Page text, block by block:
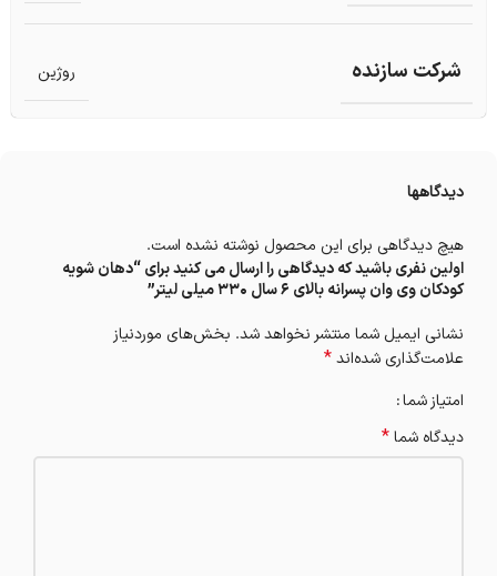
شرکت سازنده روژین
دیدگاهها
هیچ دیدگاهی برای این محصول نوشته نشده است.
اولین نفری باشید که دیدگاهی را ارسال می کنید برای “دهان شویه
کودکان وی وان پسرانه بالای ۶ سال ۳۳۰ میلی لیتر”
نشانی ایمیل شما منتشر نخواهد شد. بخش‌های موردنیاز
علامت‌گذاری شده‌اند*
امتیاز شما
دیدگاه شما*